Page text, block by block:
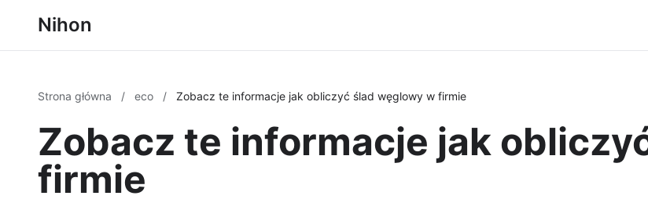
Nihon
Strona główna / eco / Zobacz te informacje jak obliczyć ślad węglowy w firmie
Zobacz te informacje jak
firmie